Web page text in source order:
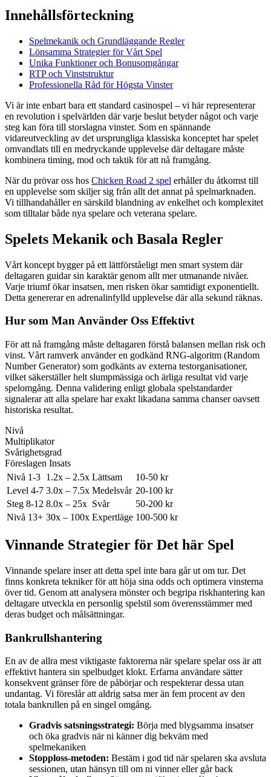
Innehållsförteckning
Spelmekanik och Grundläggande Regler
Lönsamma Strategier för Vårt Spel
Unika Funktioner och Bonusomgångar
RTP och Vinststruktur
Professionella Råd för Högsta Vinster
Vi är inte enbart bara ett standard casinospel – vi här representerar
en revolution i spelvärlden där varje beslut betyder något och varje
steg kan föra till storslagna vinster. Som en spännande
vidareutveckling av det ursprungliga klassiska konceptet har spelet
omvandlats till en medryckande upplevelse där deltagare måste
kombinera timing, mod och taktik för att nå framgång.
När du prövar oss hos Chicken Road 2 spel erhåller du åtkomst till
en upplevelse som skiljer sig från allt det annat på spelmarknaden.
Vi tillhandahåller en särskild blandning av enkelhet och komplexitet
som tilltalar både nya spelare och veterana spelare.
Spelets Mekanik och Basala Regler
Vårt koncept bygger på ett lättförståeligt men smart system där
deltagaren guidar sin karaktär genom allt mer utmanande nivåer.
Varje triumf ökar insatsen, men risken ökar samtidigt exponentiellt.
Detta genererar en adrenalinfylld upplevelse där alla sekund räknas.
Hur som Man Använder Oss Effektivt
För att nå framgång måste deltagaren förstå balansen mellan risk och
vinst. Vårt ramverk använder en godkänd RNG-algoritm (Random
Number Generator) som godkänts av externa testorganisationer,
vilket säkerställer helt slumpmässiga och ärliga resultat vid varje
spelomgång. Denna validering enligt globala spelstandarder
signalerar att alla spelare har exakt likadana samma chanser oavsett
historiska resultat.
Nivå
Multiplikator
Svårighetsgrad
Föreslagen Insats
Nivå 1-3 1.2x – 2.5x Lättsam
10-50 kr
Level 4-7 3.0x – 7.5x Medelsvår 20-100 kr
Steg 8-12 8.0x – 25x Svår
50-200 kr
Nivå 13+ 30x – 100x Expertläge 100-500 kr
Vinnande Strategier för Det här Spel
Vinnande spelare inser att detta spel inte bara går ut om tur. Det
finns konkreta tekniker för att höja sina odds och optimera vinsterna
över tid. Genom att analysera mönster och begripa riskhantering kan
deltagare utveckla en personlig spelstil som överensstämmer med
deras budget och målsättningar.
Bankrullshantering
En av de allra mest viktigaste faktorerna när spelare spelar oss är att
effektivt hantera sin spelbudget klokt. Erfarna användare sätter
konsekvent gränser före de påbörjar och respekterar dessa utan
undantag. Vi föreslår att aldrig satsa mer än fem procent av den
totala bankrullen på en singel omgång.
Gradvis satsningsstrategi: Börja med blygsamma insatser
och öka gradvis när ni känner dig bekväm med
spelmekaniken
Stopploss-metoden: Bestäm i god tid när spelaren ska avsluta
sessionen, utan hänsyn till om ni vinner eller går back